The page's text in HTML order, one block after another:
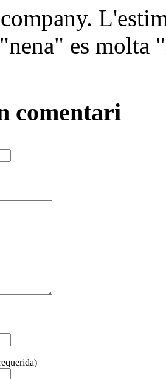
es molta
comentari